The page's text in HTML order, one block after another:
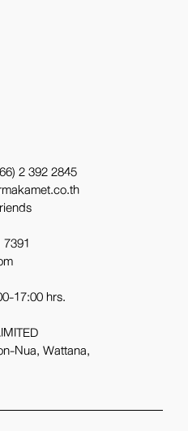
2 392 2845
17:00 hrs.
Nua, Wattana,